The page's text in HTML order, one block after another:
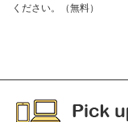
ください。（無料）